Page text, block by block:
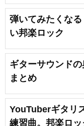
弾いてみたくな
い邦楽ロック
ギターサウンド
まとめ
YouTuberギタリ
練習曲。邦楽ロッ